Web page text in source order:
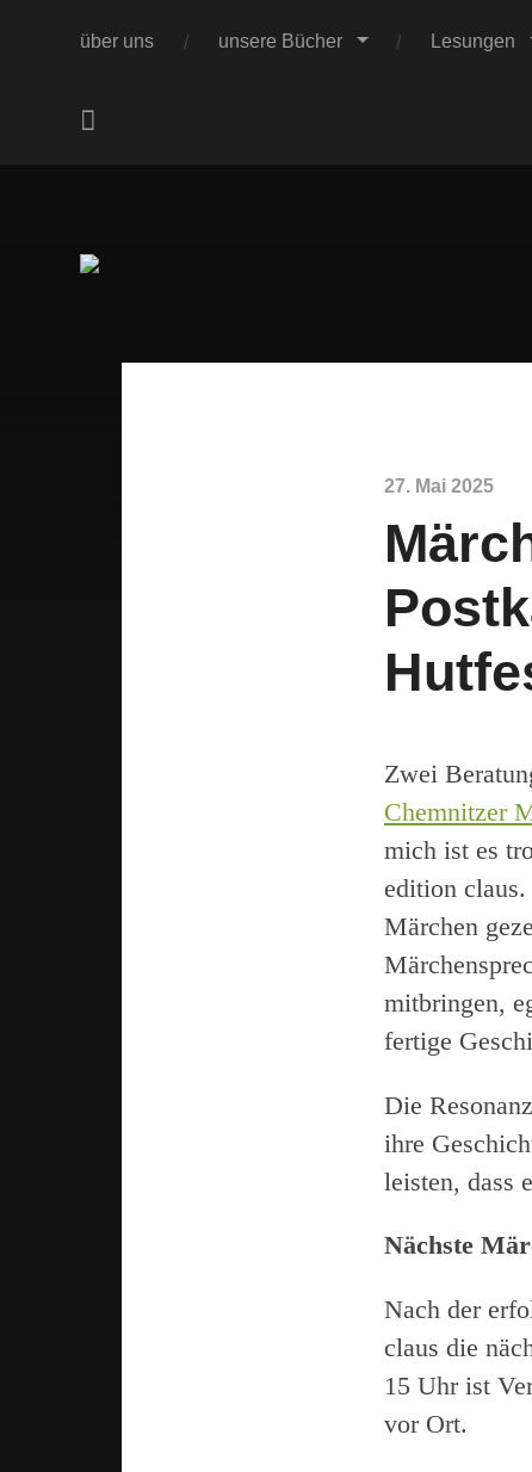
über uns unsere Bücher Lesungen
27. Mai 2025
Zwei
Chemnitzer
mich ist es
edition
Märchen
mitbringen,
fertige
Die
ihre
leisten, dass
Nächste
Nach der
claus die
15 Uhr ist
vor Ort.